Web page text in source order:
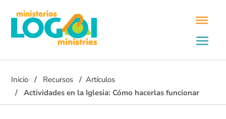
Inicio Recursos
Artículos
Actividades en la Iglesia: Cómo hacerlas funcionar